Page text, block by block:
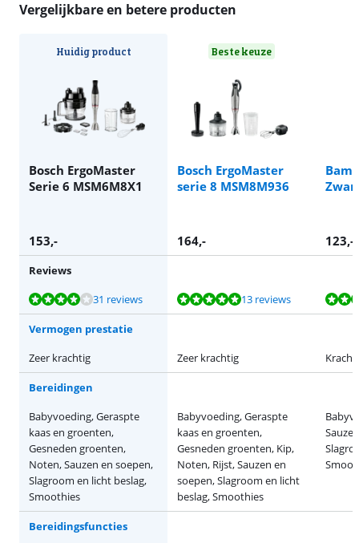
Vergelijkbare en betere producten
Huidig product
Bosch ErgoMaster
Serie 6 MSM6M8X1
Beste keuze
Bosch ErgoMaster
serie 8 MSM8M936
153,- 164,- 123,-
Reviews
Beoordeling is 8,3 van de 10, gebaseerd op 31 reviews.
31 reviews
Beoordeling is 9,8 van de 10, gebaseerd op 13 reviews.13 reviews
Beoordeling is 10 van de 10, gebaseerd op 1 review.
Beoordeling is 9,1 van de 10, gebaseerd op 12 reviews.
Beoordeling is 9,4 van de 10, gebaseerd op 128 reviews.
Vermogen prestatie
Zeer krachtig
Zeer krachtig
Bereidingen
Babyvoeding, Geraspte
kaas en groenten,
Gesneden groenten,
Noten, Sauzen en soepen,
Slagroom en licht beslag,
Smoothies
Babyvoeding, Geraspte
kaas en groenten,
Gesneden groenten, Kip,
Noten, Rijst, Sauzen en
soepen, Slagroom en licht
beslag, Smoothies
Bereidingsfuncties